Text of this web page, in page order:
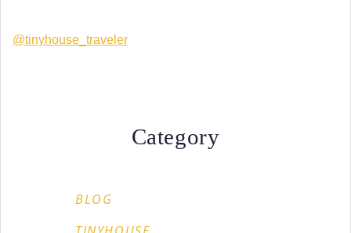
@tinyhouse_traveler
Category
BLOG